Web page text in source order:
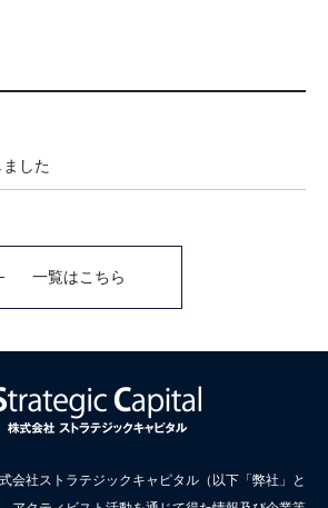
した
一覧はこちら
会社ストラテジックキャピタル（以下「弊社」と